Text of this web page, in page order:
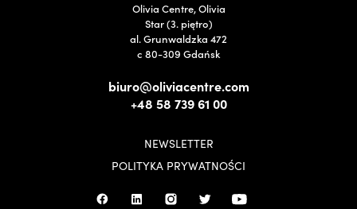
Olivia Centre, Olivia
Star (3. piętro)
al. Grunwaldzka 472
c 80-309 Gdańsk
biuro@oliviacentre.com
+48 58 739 61 00
NEWSLETTER
POLITYKA PRYWATNOŚCI